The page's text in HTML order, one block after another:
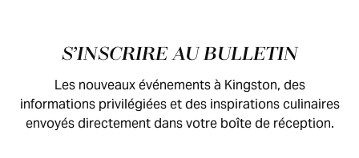
Pied de pageS’INSCRIRE AU BULLETIN
Les nouveaux événements à Kingston, des
informations privilégiées et des inspirations culinaires
envoyés directement dans votre boîte de réception.